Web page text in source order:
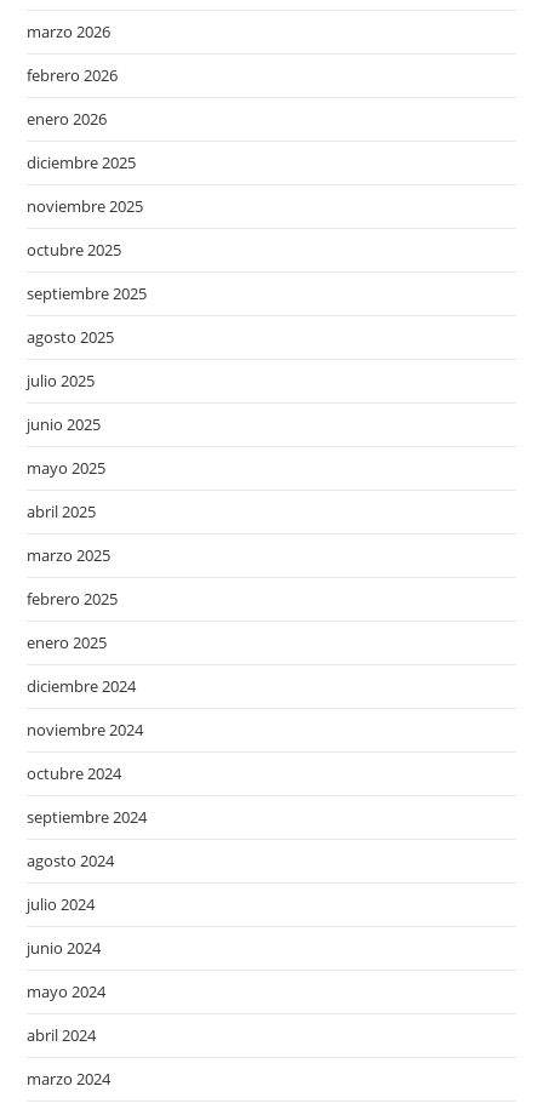
marzo 2026
febrero 2026
enero 2026
diciembre 2025
noviembre 2025
octubre 2025
septiembre 2025
agosto 2025
julio 2025
junio 2025
mayo 2025
abril 2025
marzo 2025
febrero 2025
enero 2025
diciembre 2024
noviembre 2024
octubre 2024
septiembre 2024
agosto 2024
julio 2024
junio 2024
mayo 2024
abril 2024
marzo 2024